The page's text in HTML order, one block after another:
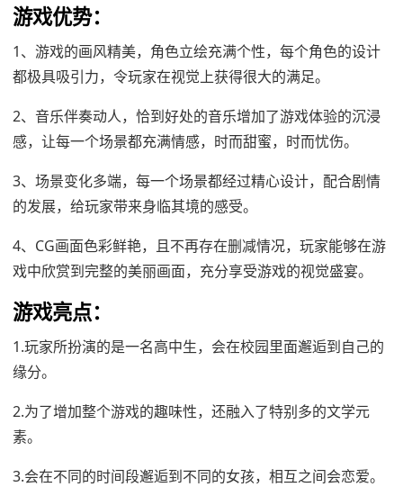
游戏优势：
1、游戏的画风精美，角色立绘充满个性，每个角色的设计
都极具吸引力，令玩家在视觉上获得很大的满足。
2、音乐伴奏动人，恰到好处的音乐增加了游戏体验的沉浸
感，让每一个场景都充满情感，时而甜蜜，时而忧伤。
3、场景变化多端，每一个场景都经过精心设计，配合剧情
的发展，给玩家带来身临其境的感受。
4、CG画面色彩鲜艳，且不再存在删减情况，玩家能够在游
戏中欣赏到完整的美丽画面，充分享受游戏的视觉盛宴。
游戏亮点：
1.玩家所扮演的是一名高中生，会在校园里面邂逅到自己的
缘分。
2.为了增加整个游戏的趣味性，还融入了特别多的文学元
素。
3.会在不同的时间段邂逅到不同的女孩，相互之间会恋爱。